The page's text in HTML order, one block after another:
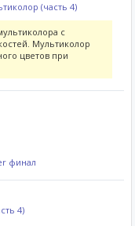
(часть 4)
с
Мультиколор
цветов при
финал
4)